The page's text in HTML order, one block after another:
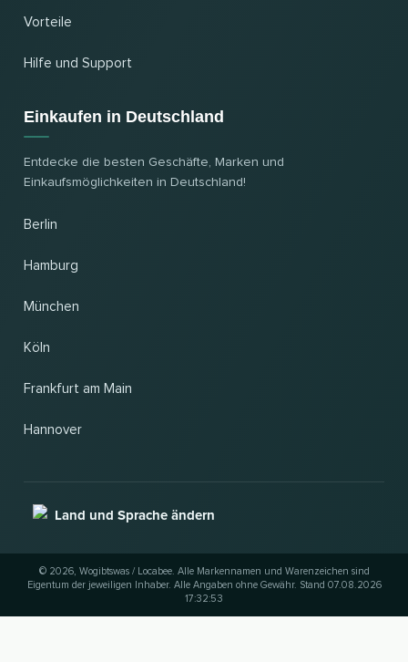
Vorteile
Hilfe und Support
Einkaufen in Deutschland
Entdecke die besten Geschäfte, Marken und
Einkaufsmöglichkeiten in Deutschland!
Berlin
Hamburg
München
Köln
Frankfurt am Main
Hannover
Land und Sprache ändern
© 2026, Wogibtswas / Locabee. Alle Markennamen und Warenzeichen sind
Eigentum der jeweiligen Inhaber. Alle Angaben ohne Gewähr. Stand 07.08.2026
17:32:53